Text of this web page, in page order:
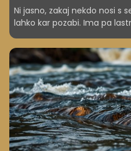
Ni jasno, zakaj nekdo nosi s
lahko kar pozabi. Ima pa